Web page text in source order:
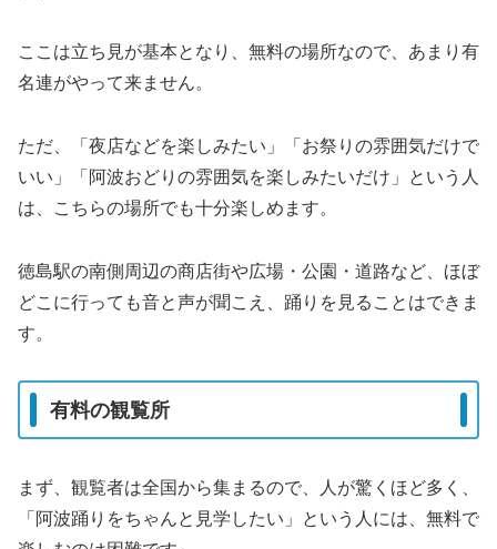
ここは立ち見が基本となり、無料の場所なので、あまり有
名連がやって来ません。
ただ、「夜店などを楽しみたい」「お祭りの雰囲気だけで
いい」「阿波おどりの雰囲気を楽しみたいだけ」という人
は、こちらの場所でも十分楽しめます。
徳島駅の南側周辺の商店街や広場・公園・道路など、ほぼ
どこに行っても音と声が聞こえ、踊りを見ることはできま
す。
有料の観覧所
まず、観覧者は全国から集まるので、人が驚くほど多く、
「阿波踊りをちゃんと見学したい」という人には、無料で